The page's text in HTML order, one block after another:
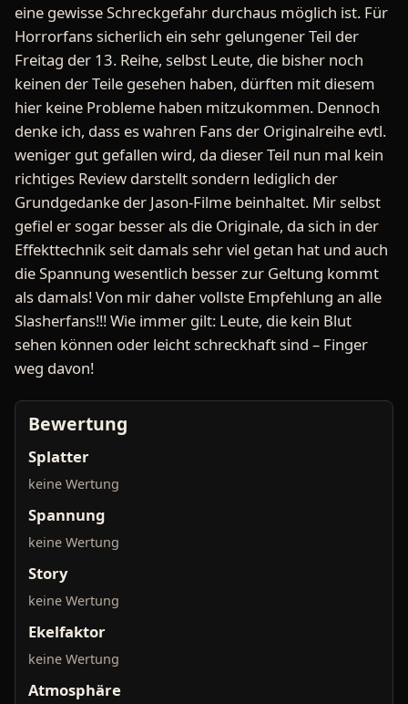
eine gewisse Schreckgefahr durchaus möglich ist. Für
Horrorfans sicherlich ein sehr gelungener Teil der
Freitag der 13. Reihe, selbst Leute, die bisher noch
keinen der Teile gesehen haben, dürften mit diesem
hier keine Probleme haben mitzukommen. Dennoch
denke ich, dass es wahren Fans der Originalreihe evtl.
weniger gut gefallen wird, da dieser Teil nun mal kein
richtiges Review darstellt sondern lediglich der
Grundgedanke der Jason-Filme beinhaltet. Mir selbst
gefiel er sogar besser als die Originale, da sich in der
Effekttechnik seit damals sehr viel getan hat und auch
die Spannung wesentlich besser zur Geltung kommt
als damals! Von mir daher vollste Empfehlung an alle
Slasherfans!!! Wie immer gilt: Leute, die kein Blut
sehen können oder leicht schreckhaft sind – Finger
weg davon!
Bewertung
Splatter
keine Wertung
Spannung
keine Wertung
Story
keine Wertung
Ekelfaktor
keine Wertung
Atmosphäre